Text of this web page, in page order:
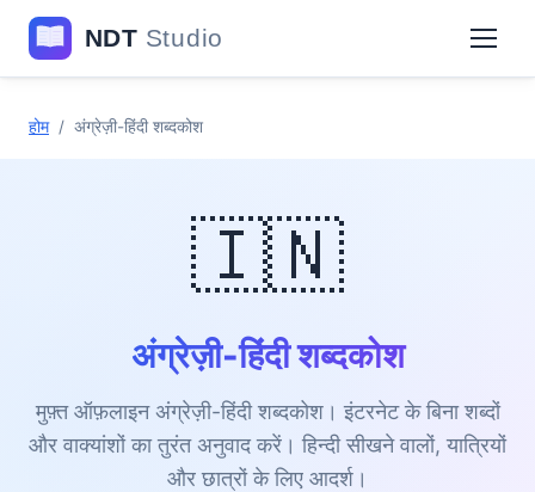
होम / अंग्रेज़ी-हिंदी शब्दकोश
🇮🇳
अंग्रेज़ी-हिंदी शब्दकोश
मुफ़्त ऑफ़लाइन अंग्रेज़ी-हिंदी शब्दकोश। इंटरनेट के बिना शब्दों
और वाक्यांशों का तुरंत अनुवाद करें। हिन्दी सीखने वालों, यात्रियों
और छात्रों के लिए आदर्श।